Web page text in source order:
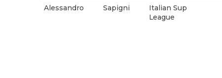
Alessandro Sapigni
Italian Sup
League